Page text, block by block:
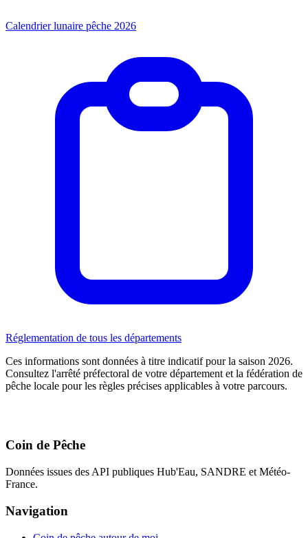
Calendrier lunaire pêche 2026
Réglementation de tous les départements
Ces informations sont données à titre indicatif pour la saison 2026.
Consultez l'arrêté préfectoral de votre département et la fédération de
pêche locale pour les règles précises applicables à votre parcours.
Coin de Pêche
Données issues des API publiques Hub'Eau, SANDRE et Météo-
France.
Navigation